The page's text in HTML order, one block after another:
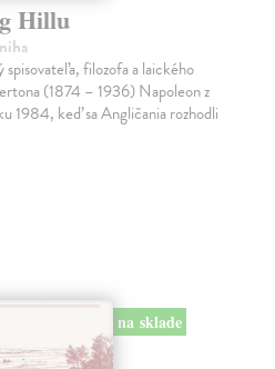
Hillu
filozofa a laického
(1874 – 1936) Napoleon z
1984, keď sa Angličania rozhodli
na sklade